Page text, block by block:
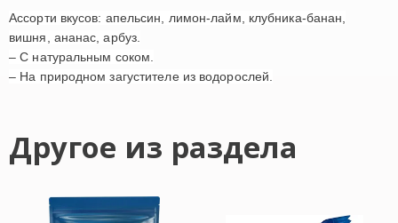
Ассорти вкусов: апельсин, лимон-лайм, клубника-банан,
вишня, ананас, арбуз.
– С натуральным соком.
– На природном загустителе из водорослей.
Другое из раздела